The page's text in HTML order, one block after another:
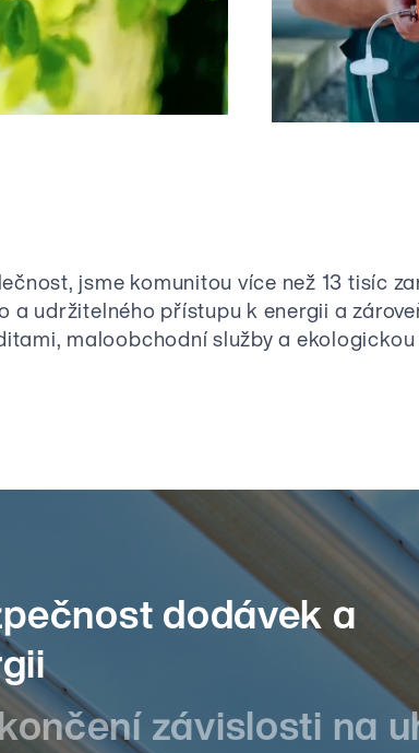
jsme komunitou více než 13 tisíc
a udržitelného přístupu k energii a
maloobchodní služby a
dodávek a
závislosti na